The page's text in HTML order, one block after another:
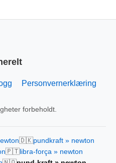
Personvernerklæring
forbeholdt.
🇩🇰pundkraft » newton
🇵🇹libra-força » newton